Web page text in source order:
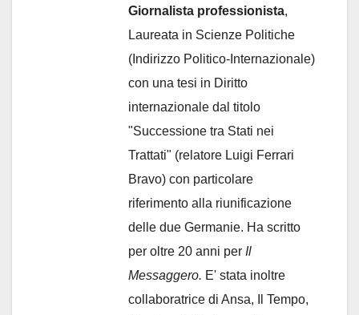
Giornalista professionista,
Laureata in Scienze Politiche
(Indirizzo Politico-Internazionale)
con una tesi in Diritto
internazionale dal titolo
"Successione tra Stati nei
Trattati" (relatore Luigi Ferrari
Bravo) con particolare
riferimento alla riunificazione
delle due Germanie. Ha scritto
per oltre 20 anni per Il
Messaggero. E' stata inoltre
collaboratrice di Ansa, Il Tempo,